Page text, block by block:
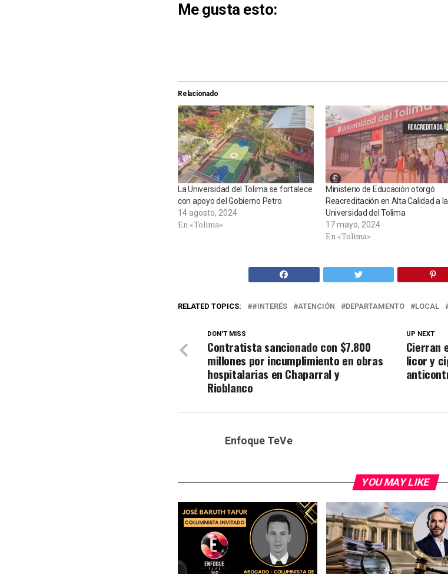
Me gusta esto:
Relacionado
La Universidad del Tolima se fortalece
con apoyo del Gobierno Petro
14 agosto, 2024
En «Tolima»
Ministerio de Educación otorgó
Reacreditación en Alta Calidad a la
Universidad del Tolima
17 mayo, 2024
En «Tolima»
RELATED TOPICS: #INTERÉS ATENCIÓN DEPARTAMENTO LOCAL
UP NEXT
Cierran
licor y
DON'T MISS
Contratista sancionado con $7.800
millones por incumplimiento en obras
hospitalarias en Chaparral y
Rioblanco
Enfoque TeVe
YOU MAY LIKE